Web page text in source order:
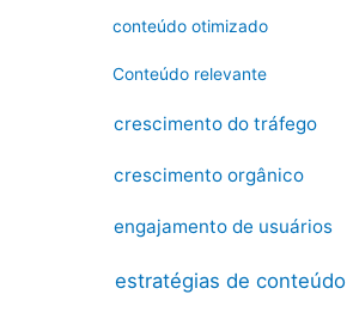
conteúdo otimizado
Conteúdo relevante
crescimento do tráfego
crescimento orgânico
engajamento de usuários
estratégias de conteúdo